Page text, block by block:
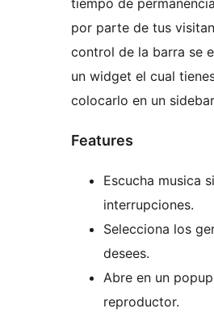
tiempo de
por parte de tus
control de la barra se
un widget el cual
colocarlo en un
Features
Escucha musica
interrupciones.
Selecciona los
desees.
Abre en un
reproductor.